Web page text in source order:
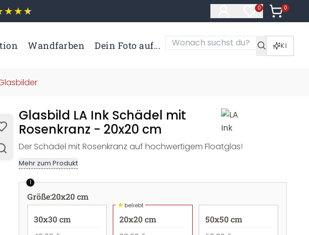
0
Artikel im
0
Artikel
Wandfarben Dein Foto auf... KI
Glasbild LA Ink Schädel mit
Rosenkranz - 20x20 cm
Der Schädel mit Rosenkranz auf hochwertigem Floatglas!
Mehr zum Produkt
1
Größe:20x20 cm
30x30 cm
★beliebt
20x20 cm
50x50 cm